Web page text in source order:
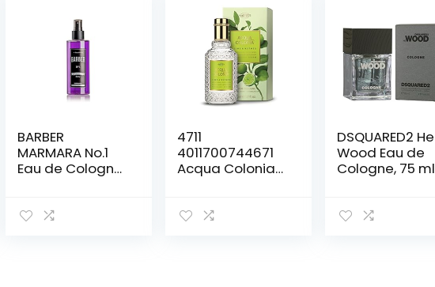
BARBER
MARMARA No.1
Eau de Cologne
Aftershave Men
4711
4011700744671
Acqua Colonia
Cologne,
DSQUARED2 He
Wood Eau de
Cologne, 75 ml